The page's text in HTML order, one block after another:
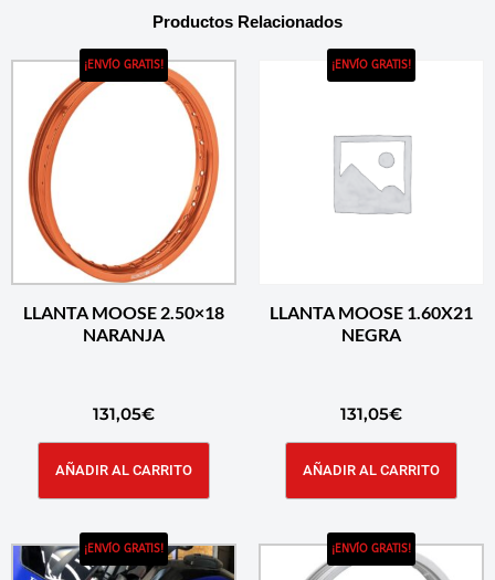
Productos Relacionados
¡ENVÍO GRATIS!
LLANTA MOOSE 2.50×18
NARANJA
131,05€
AÑADIR AL CARRITO
¡ENVÍO GRATIS!
LLANTA MOOSE 1.60X21
NEGRA
131,05€
AÑADIR AL CARRITO
¡ENVÍO GRATIS! ¡ENVÍO GRATIS!